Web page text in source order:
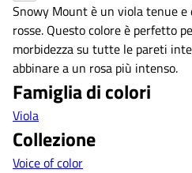
Snowy Mount è un viola tenue
rosse. Questo colore è perfetto
morbidezza su tutte le pareti
abbinare a un rosa più intenso.
Famiglia di colori
Viola
Collezione
Voice of color